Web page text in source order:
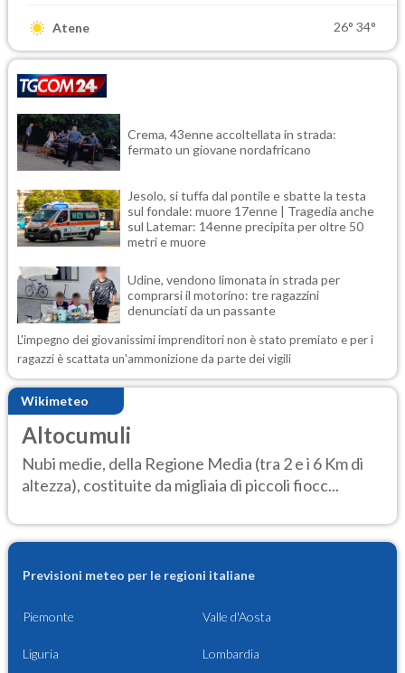
Atene 26° 34°
Crema, 43enne accoltellata in strada:
fermato un giovane nordafricano
Jesolo, si tuffa dal pontile e sbatte la testa
sul fondale: muore 17enne | Tragedia anche
sul Latemar: 14enne precipita per oltre 50
metri e muore
Udine, vendono limonata in strada per
comprarsi il motorino: tre ragazzini
denunciati da un passante
L'impegno dei giovanissimi imprenditori non è stato premiato e per i
ragazzi è scattata un'ammonizione da parte dei vigili
Wikimeteo
Altocumuli
Nubi medie, della Regione Media (tra 2 e i 6 Km di
altezza), costituite da migliaia di piccoli fiocc...
Previsioni meteo per le regioni italiane
Piemonte Valle d'Aosta
Liguria Lombardia